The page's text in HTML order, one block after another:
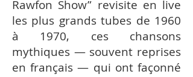
Rawfon Show” revisite en live
les plus grands tubes de 1960
à 1970, ces chansons
mythiques — souvent reprises
en français — qui ont façonné